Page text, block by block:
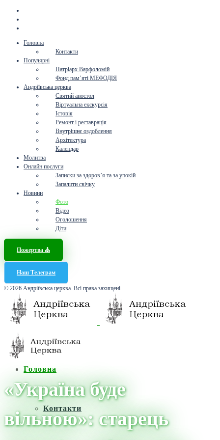
Головна
Контакти
Популярні
Патріарх Варфоломій
Фонд пам’яті МЕФОДІЯ
Андріївська церква
Святий апостол
Віртуальна екскурсія
Історія
Ремонт і реставрація
Внутрішнє оздоблення
Архітектура
Календар
Молитва
Онлайн послуги
Записки за здоров’я та за упокій
Запалити свічку
Новини
Фото
Відео
Оголошення
Діти
Пожертва ⛪️
Наш Телеграм
© 2026 Андріївська церква. Всі права захищені.
Головна
Контакти
«Україна буде
вільною»: старець